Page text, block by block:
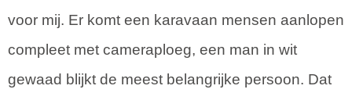
voor mij. Er komt een karavaan mensen aanlopen
compleet met cameraploeg, een man in wit
gewaad blijkt de meest belangrijke persoon. Dat